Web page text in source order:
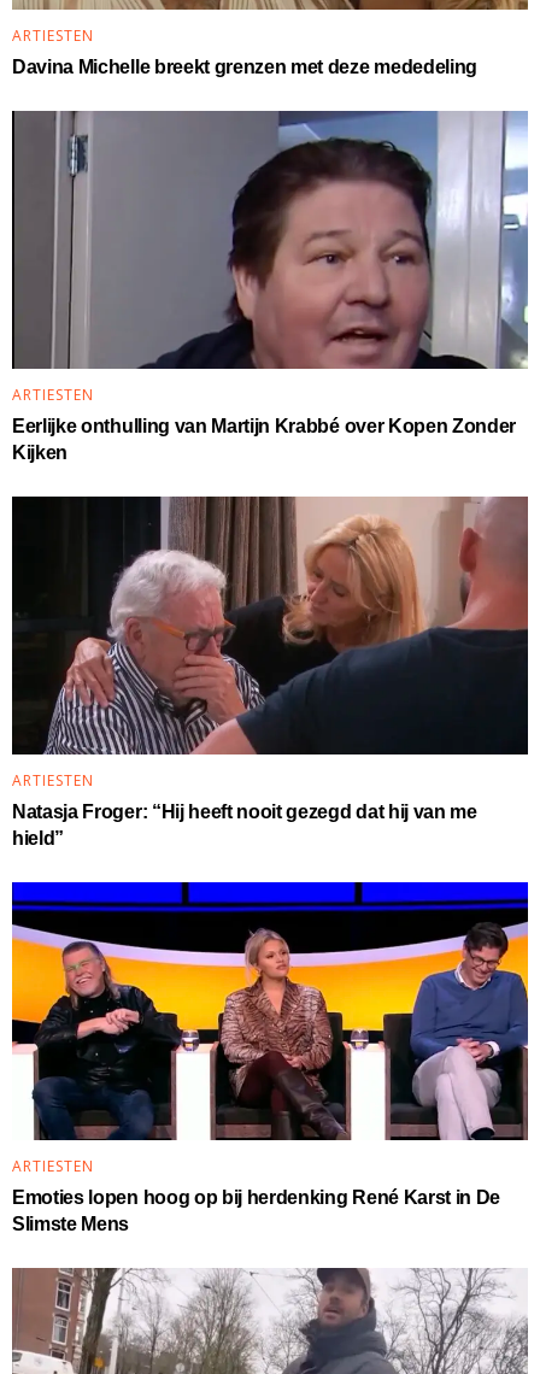
ARTIESTEN
Davina Michelle breekt grenzen met deze mededeling
ARTIESTEN
Eerlijke onthulling van Martijn Krabbé over Kopen Zonder
Kijken
ARTIESTEN
Natasja Froger: “Hij heeft nooit gezegd dat hij van me
hield”
ARTIESTEN
Emoties lopen hoog op bij herdenking René Karst in De
Slimste Mens